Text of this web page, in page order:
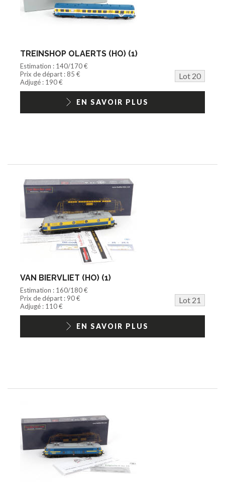
TREINSHOP OLAERTS (HO) (1)
Estimation : 140/170 €
Prix de départ : 85 €
Lot 20
Adjugé : 190 €
EN SAVOIR PLUS
VAN BIERVLIET (HO) (1)
Estimation : 160/180 €
Prix de départ : 90 €
Lot 21
Adjugé : 110 €
EN SAVOIR PLUS